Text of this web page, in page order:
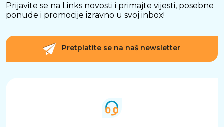
Prijavite se na Links novosti i primajte vijesti, posebne
ponude i promocije izravno u svoj inbox!
Pretplatite se na naš newsletter